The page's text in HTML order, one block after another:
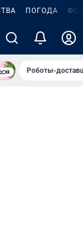
ПОГОДА
Роботы-